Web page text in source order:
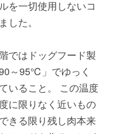
を一切使用しないコ
した。
ではドッグフード製
～95℃」でゆっく
いること。 この温度
に限りなく近いもの
きる限り残し肉本来